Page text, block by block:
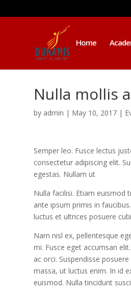
Home
Nulla mollis
by admin | May 10, 2017 |
Semper leo. Fusce lectus
consectetur adipiscing elit.
egestas. Nullam ut
Nulla facilisi. Etiam euismod
ante ipsum primis in
luctus et ultrices posuere
Nam nisl ex, pellentesque
mi. Fusce eget accumsan
ac orci. Suspendisse
massa, ut luctus enim. In id
euismod. Nulla tincidunt